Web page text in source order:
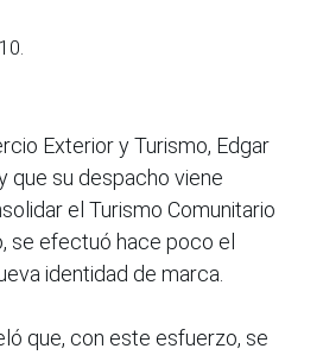
Exterior y Turismo, Edgar
que su despacho viene
el Turismo Comunitario
se efectuó hace poco el
identidad de marca.
que, con este esfuerzo, se